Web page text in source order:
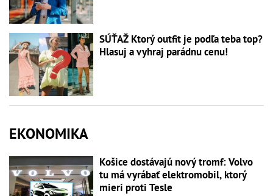
SÚŤAŽ Ktorý outfit je podľa teba top?
Hlasuj a vyhraj parádnu cenu!
EKONOMIKA
Košice dostávajú nový tromf: Volvo
tu má vyrábať elektromobil, ktorý
mieri proti Tesle